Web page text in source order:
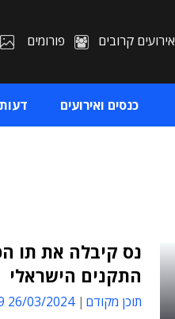
אירועים קרובים פורומים
כנסים ואירועים
נס קיבלה את תו
התקנים הישראלי
תוכן מקודם 26/03/2024 10:59